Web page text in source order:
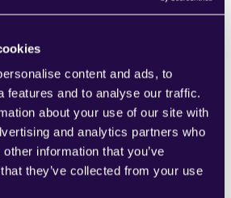
content and ads, to
features and to analyse our traffic.
about your use of our site with
and analytics partners who
information that you’ve
they’ve collected from your use
Abschnitte aus einer Reihe
um Seiten einfach
die den
wachsenden